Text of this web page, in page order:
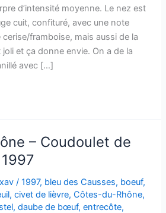
d’intensité moyenne. Le nez est
cuit, confituré, avec une note
framboise, mais aussi de la
et ça donne envie. On a de la
avec […]
– Coudoulet de
xav/1997, bleu des Causses, boeuf,
,civet de lièvre,Côtes-du-Rhône,
,daube de bœuf,entrecôte,